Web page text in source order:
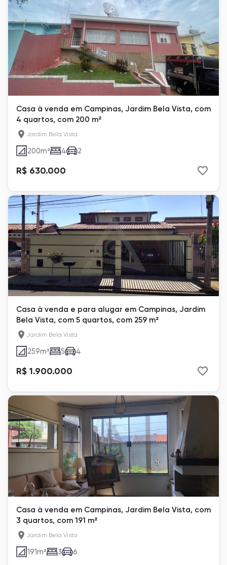
Casa à venda em Campinas, Jardim Bela Vista, com
4 quartos, com 200 m²
Jardim Bela Vista
200m² 4 2
R$ 630.000
Casa à venda e para alugar em Campinas, Jardim
Bela Vista, com 5 quartos, com 259 m²
Jardim Bela Vista
259m² 5 4
R$ 1.900.000
Casa à venda em Campinas, Jardim Bela Vista, com
3 quartos, com 191 m²
Jardim Bela Vista
191m² 3 6